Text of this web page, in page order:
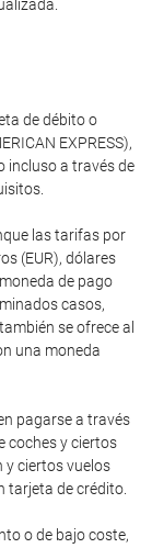
de débito o
EXPRESS),
incluso a través de
las tarifas por
(EUR), dólares
de pago
casos,
se ofrece al
una moneda
pagarse a través
coches y ciertos
y ciertos vuelos
tarjeta de crédito.
o de bajo coste,